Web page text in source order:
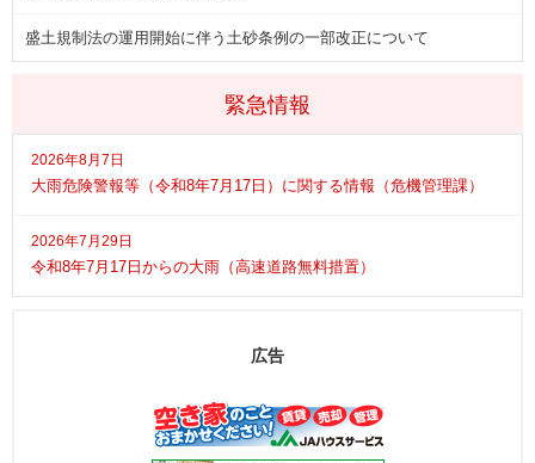
緊急情報
2026年8月7日
大雨危険警報等（令和8年7月17日）に関する情報（危機管理課）
2026年7月29日
令和8年7月17日からの大雨（高速道路無料措置）
盛土規制法の運用開始に伴う土砂条例の一部改正について
広告